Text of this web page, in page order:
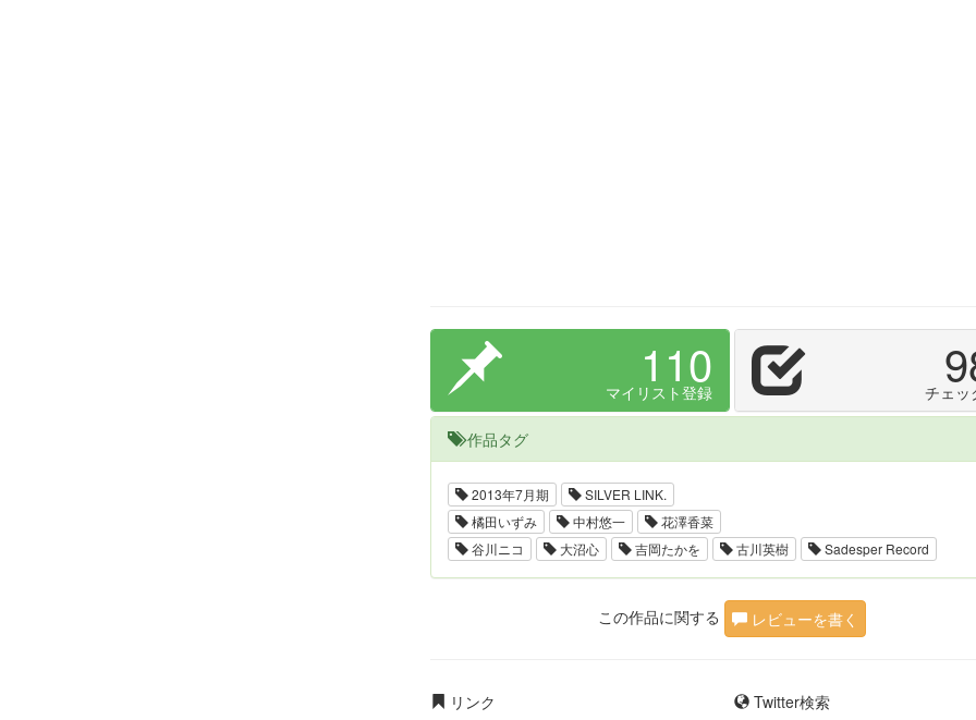
110
マイリスト登録 チェッ
作品タグ
2013年7月期
SILVER LINK.
橘田いずみ
中村悠一
花澤香菜
谷川ニコ
大沼心 吉岡たかを 古川英樹 Sadesper Record
この作品に関する レビューを書く
リンク
Twitter検索